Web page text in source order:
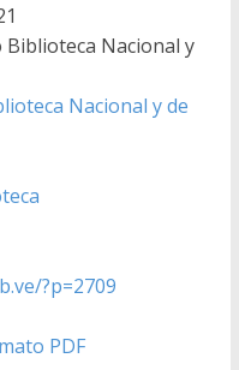
Nacional y
Nacional y de
?p=2709
PDF